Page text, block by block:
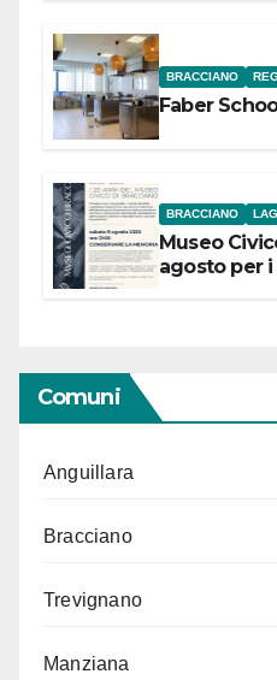
BRACCIANO
Faber
BRACCIANO
Museo
agosto per
Comuni
Anguillara
Bracciano
Trevignano
Manziana